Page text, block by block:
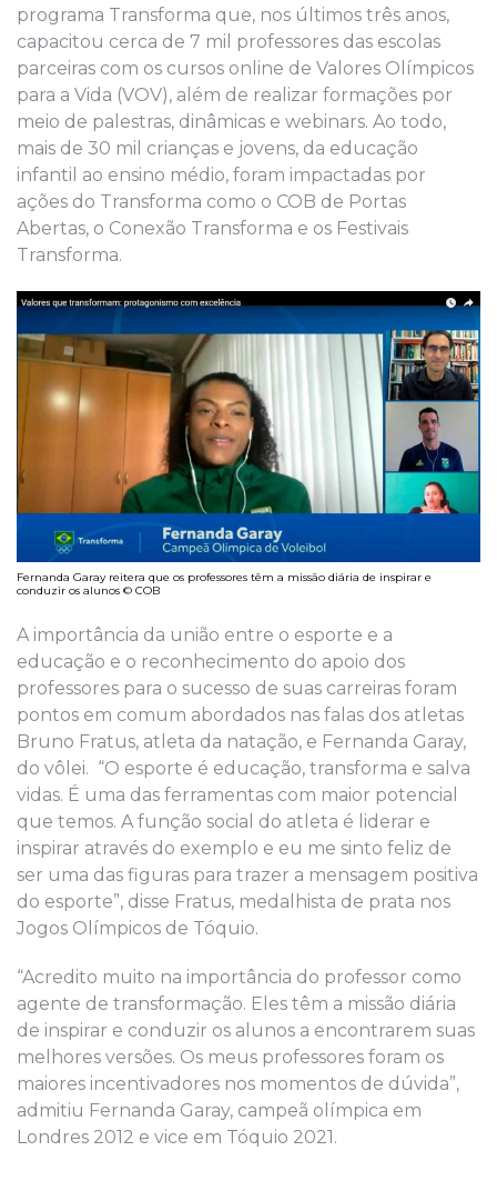
programa Transforma que, nos últimos três anos,
capacitou cerca de 7 mil professores das escolas
parceiras com os cursos online de Valores Olímpicos
para a Vida (VOV), além de realizar formações por
meio de palestras, dinâmicas e webinars. Ao todo,
mais de 30 mil crianças e jovens, da educação
infantil ao ensino médio, foram impactadas por
ações do Transforma como o COB de Portas
Abertas, o Conexão Transforma e os Festivais
Transforma.
Fernanda Garay reitera que os professores têm a missão diária de inspirar e
conduzir os alunos © COB
A importância da união entre o esporte e a
educação e o reconhecimento do apoio dos
professores para o sucesso de suas carreiras foram
pontos em comum abordados nas falas dos atletas
Bruno Fratus, atleta da natação, e Fernanda Garay,
do vôlei. “O esporte é educação, transforma e salva
vidas. É uma das ferramentas com maior potencial
que temos. A função social do atleta é liderar e
inspirar através do exemplo e eu me sinto feliz de
ser uma das figuras para trazer a mensagem positiva
do esporte”, disse Fratus, medalhista de prata nos
Jogos Olímpicos de Tóquio.
“Acredito muito na importância do professor como
agente de transformação. Eles têm a missão diária
de inspirar e conduzir os alunos a encontrarem suas
melhores versões. Os meus professores foram os
maiores incentivadores nos momentos de dúvida”,
admitiu Fernanda Garay, campeã olímpica em
Londres 2012 e vice em Tóquio 2021.